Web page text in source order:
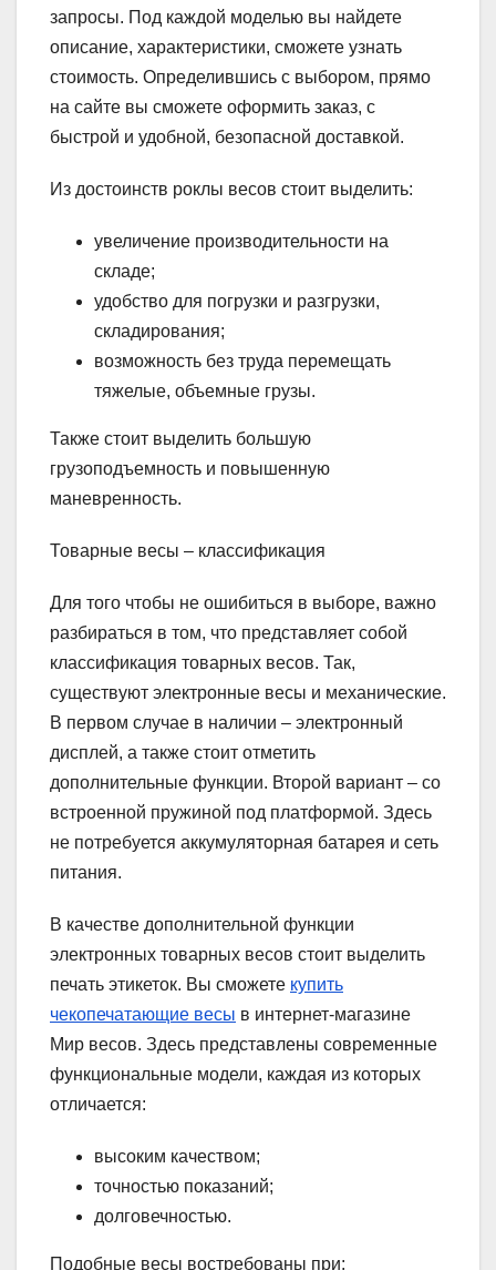
запросы. Под каждой моделью вы найдете
описание, характеристики, сможете узнать
стоимость. Определившись с выбором, прямо
на сайте вы сможете оформить заказ, с
быстрой и удобной, безопасной доставкой.
Из достоинств роклы весов стоит выделить:
увеличение производительности на
складе;
удобство для погрузки и разгрузки,
складирования;
возможность без труда перемещать
тяжелые, объемные грузы.
Также стоит выделить большую
грузоподъемность и повышенную
маневренность.
Товарные весы – классификация
Для того чтобы не ошибиться в выборе, важно
разбираться в том, что представляет собой
классификация товарных весов. Так,
существуют электронные весы и механические.
В первом случае в наличии – электронный
дисплей, а также стоит отметить
дополнительные функции. Второй вариант – со
встроенной пружиной под платформой. Здесь
не потребуется аккумуляторная батарея и сеть
питания.
В качестве дополнительной функции
электронных товарных весов стоит выделить
печать этикеток. Вы сможете купить
чекопечатающие весы в интернет-магазине
Мир весов. Здесь представлены современные
функциональные модели, каждая из которых
отличается:
высоким качеством;
точностью показаний;
долговечностью.
Подобные весы востребованы при: